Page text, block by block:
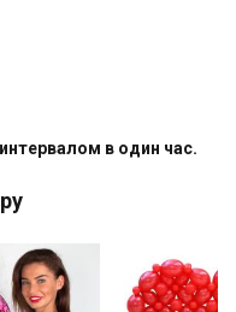
в один час.